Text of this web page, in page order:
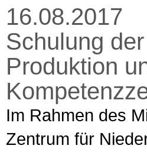
16.08.2017
Schulung
Produktion
Im Rahmen des
Zentrum für